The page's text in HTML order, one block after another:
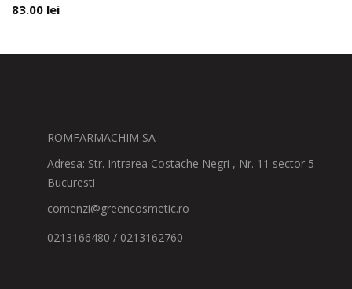
83.00 lei
ROMFARMACHIM SA
Adresa: Str. Intrarea Costache Negri , Nr. 11 sector 5 –
Bucuresti
comenzi@greencosmetic.ro
0213166480 / 0213162760